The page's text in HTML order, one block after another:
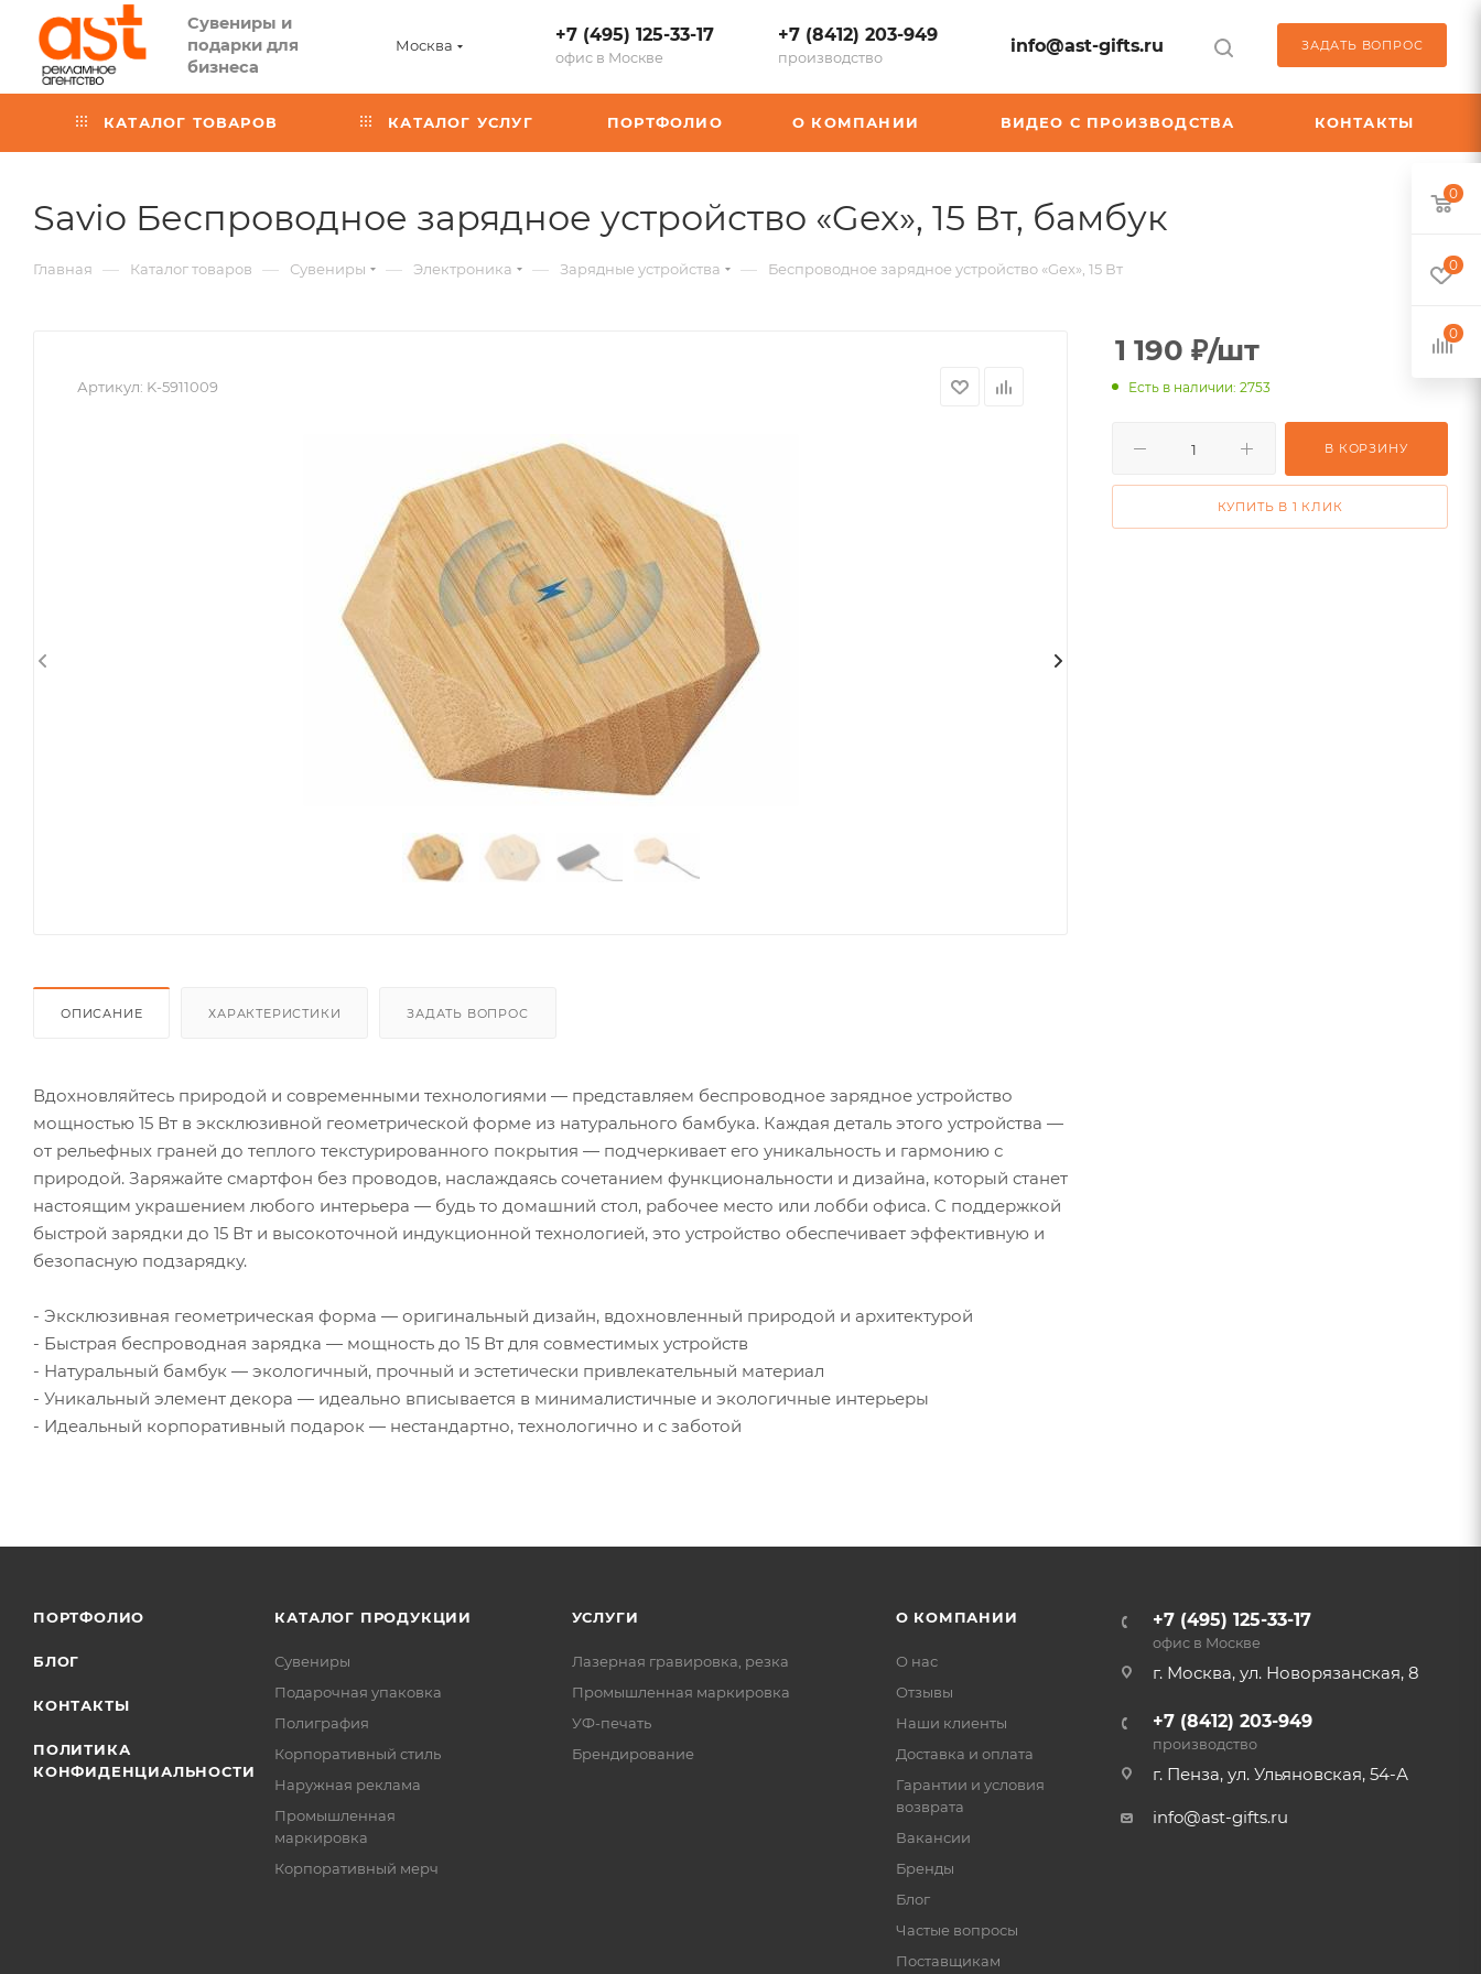
Сувениры и
подарки для
бизнеса
Москва +7 (495) 125-33-17
офис в Москве
+7 (8412) 203-949
производство
info@ast-gifts.ru ЗАДАТЬ ВОПРОС
КАТАЛОГ ТОВАРОВ КАТАЛОГ УСЛУГ ПОРТФОЛИО О КОМПАНИИ ВИДЕО С ПРОИЗВОДСТВА КОНТАКТЫ
Savio Беспроводное зарядное устройство «Gex», 15 Вт, бамбук
5911009
Главная — Каталог товаров — Сувениры — Электроника — Зарядные устройства — Беспроводное зарядное устройство «Gex», 15 Вт
Артикул: K-5911009
ОПИСАНИЕ ХАРАКТЕРИСТИКИ ЗАДАТЬ ВОПРОС
Вдохновляйтесь природой и современными технологиями — представляем беспроводное зарядное устройство
мощностью 15 Вт в эксклюзивной геометрической форме из натурального бамбука. Каждая деталь этого устройства —
от рельефных граней до теплого текстурированного покрытия — подчеркивает его уникальность и гармонию с
природой. Заряжайте смартфон без проводов, наслаждаясь сочетанием функциональности и дизайна, который станет
настоящим украшением любого интерьера — будь то домашний стол, рабочее место или лобби офиса. С поддержкой
быстрой зарядки до 15 Вт и высокоточной индукционной технологией, это устройство обеспечивает эффективную и
безопасную подзарядку.
- Эксклюзивная геометрическая форма — оригинальный дизайн, вдохновленный природой и архитектурой
- Быстрая беспроводная зарядка — мощность до 15 Вт для совместимых устройств
- Натуральный бамбук — экологичный, прочный и эстетически привлекательный материал
- Уникальный элемент декора — идеально вписывается в минималистичные и экологичные интерьеры
- Идеальный корпоративный подарок — нестандартно, технологично и с заботой
1 190 ₽/шт
Есть в наличии: 2753
В КОРЗИНУ
КУПИТЬ В 1 КЛИК
ПОРТФОЛИО
БЛОГ
КОНТАКТЫ
ПОЛИТИКА
КОНФИДЕНЦИАЛЬНОСТИ
КАТАЛОГ ПРОДУКЦИИ
Сувениры
Подарочная упаковка
Полиграфия
Корпоративный стиль
Наружная реклама
Промышленная
маркировка
Корпоративный мерч
УСЛУГИ
Лазерная гравировка, резка
Промышленная маркировка
УФ-печать
Брендирование
О КОМПАНИИ
О нас
Отзывы
Наши клиенты
Доставка и оплата
Гарантии и условия
возврата
Вакансии
Бренды
Блог
Частые вопросы
Поставщикам
+7 (495) 125-33-17
офис в Москве
г. Москва, ул. Новорязанская, 8
+7 (8412) 203-949
производство
г. Пенза, ул. Ульяновская, 54-А
info@ast-gifts.ru
0
0
0